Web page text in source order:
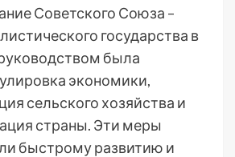
Советского Союза –
государства в
была
экономики,
сельского хозяйства и
страны. Эти меры
быстрому развитию и